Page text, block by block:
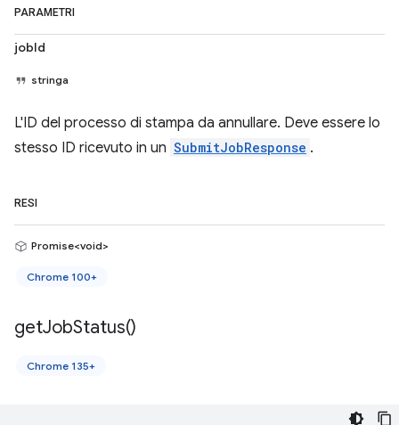
PARAMETRI
jobId
stringa
L'ID del processo di stampa da annullare. Deve essere lo
stesso ID ricevuto in un SubmitJobResponse .
RESI
Promise<void>
Chrome 100+
getJobStatus()
Chrome 135+